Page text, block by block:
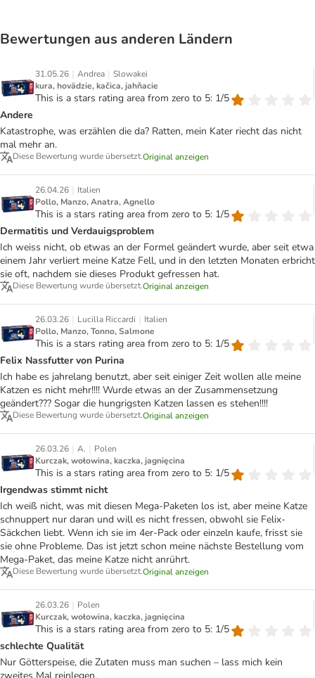
Bewertungen aus anderen Ländern
31.05.26 | Andrea | Slowakei
kura, hovädzie, kačica, jahňacie
This is a stars rating area from zero to 5: 1/5
Andere
Katastrophe, was erzählen die da? Ratten, mein Kater riecht das nicht
mal mehr an.
Diese Bewertung wurde übersetzt.Original anzeigen
26.04.26 | Italien
Pollo, Manzo, Anatra, Agnello
This is a stars rating area from zero to 5: 1/5
Dermatitis und Verdauigsproblem
Ich weiss nicht, ob etwas an der Formel geändert wurde, aber seit etwa
einem Jahr verliert meine Katze Fell, und in den letzten Monaten erbricht
sie oft, nachdem sie dieses Produkt gefressen hat.
Diese Bewertung wurde übersetzt.Original anzeigen
26.03.26 | Lucilla Riccardi | Italien
Pollo, Manzo, Tonno, Salmone
This is a stars rating area from zero to 5: 1/5
Felix Nassfutter von Purina
Ich habe es jahrelang benutzt, aber seit einiger Zeit wollen alle meine
Katzen es nicht mehr!!!! Wurde etwas an der Zusammensetzung
geändert??? Sogar die hungrigsten Katzen lassen es stehen!!!!
Diese Bewertung wurde übersetzt.Original anzeigen
26.03.26 | A. | Polen
Kurczak, wołowina, kaczka, jagnięcina
This is a stars rating area from zero to 5: 1/5
Irgendwas stimmt nicht
Ich weiß nicht, was mit diesen Mega-Paketen los ist, aber meine Katze
schnuppert nur daran und will es nicht fressen, obwohl sie Felix-
Säckchen liebt. Wenn ich sie im 4er-Pack oder einzeln kaufe, frisst sie
sie ohne Probleme. Das ist jetzt schon meine nächste Bestellung vom
Mega-Paket, das meine Katze nicht anrührt.
Diese Bewertung wurde übersetzt.Original anzeigen
26.03.26 | Polen
Kurczak, wołowina, kaczka, jagnięcina
This is a stars rating area from zero to 5: 1/5
schlechte Qualität
Nur Götterspeise, die Zutaten muss man suchen – lass mich kein